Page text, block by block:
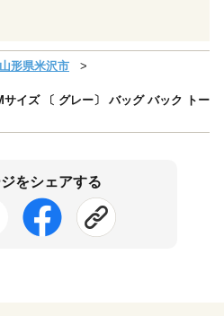
山形県米沢市
サイズ 〔 グレー〕 バッグ バック トー
をシェアする